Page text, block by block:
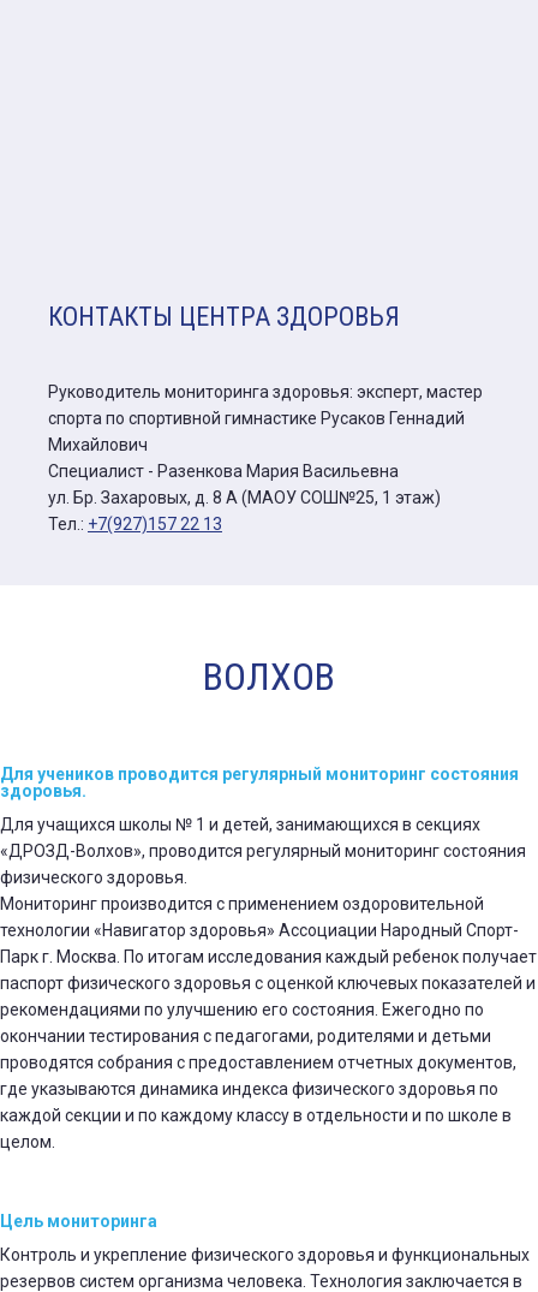
КОНТАКТЫ ЦЕНТРА ЗДОРОВЬЯ
Руководитель мониторинга здоровья: эксперт, мастер
спорта по спортивной гимнастике Русаков Геннадий
Михайлович
Специалист - Разенкова Мария Васильевна
ул. Бр. Захаровых, д. 8 А (МАОУ СОШ№25, 1 этаж)
Тел.: +7(927)157 22 13
ВОЛХОВ
Для учеников проводится регулярный мониторинг состояния
здоровья.
Для учащихся школы № 1 и детей, занимающихся в секциях
«ДРОЗД-Волхов», проводится регулярный мониторинг состояния
физического здоровья.
Мониторинг производится с применением оздоровительной
технологии «Навигатор здоровья» Ассоциации Народный Спорт-
Парк г. Москва. По итогам исследования каждый ребенок получает
паспорт физического здоровья с оценкой ключевых показателей и
рекомендациями по улучшению его состояния. Ежегодно по
окончании тестирования с педагогами, родителями и детьми
проводятся собрания с предоставлением отчетных документов,
где указываются динамика индекса физического здоровья по
каждой секции и по каждому классу в отдельности и по школе в
целом.
Цель мониторинга
Контроль и укрепление физического здоровья и функциональных
резервов систем организма человека. Технология заключается в